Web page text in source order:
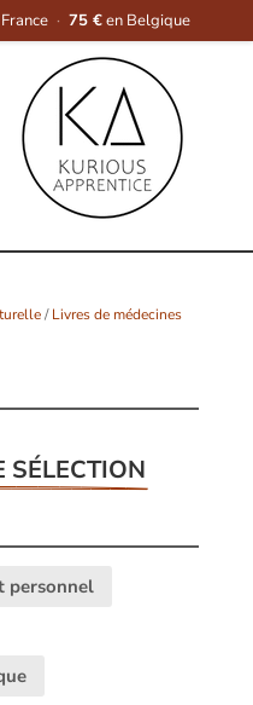
· 75 €en Belgique
/Livres de médecines
SÉLECTION
personnel